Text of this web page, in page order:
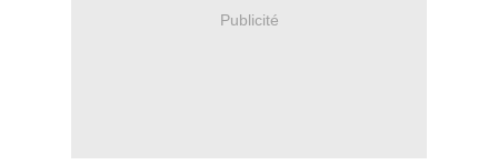
Publicité